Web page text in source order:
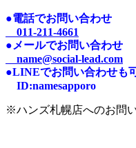
●電話でお問い合わせ
011-211-4661
●メールでお問い合わせ
name@social-lead.com
●LINEでお問い合わせも
ID:namesapporo
※ハンズ札幌店へのお問